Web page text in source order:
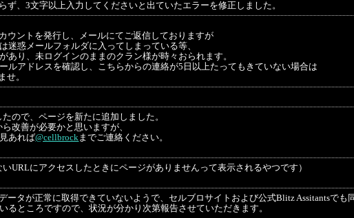
ず、3文字以上入力してくださいと出ていたエラーを修正しました。
ウントを発行し、メールにてご返信しておりますが
迷惑メールフォルダに入ってしまっている等、
あり、未ログインのままのクラン様が時々おられます。
ルアドレスを確認し、こちらからの連絡が5日以上たってもきていない場合は
せ。
ので、ページを新たに追加しました。
改善が必要かと思いますが、
あれば@cellbrockまでご連絡ください。
URLにアクセスしたときにページがありませんって表示されるやつです）
ータが正常に取得できていないようで、セルブロサイトおよび公式Blitz Assitantsでも
るところですので、状況が分かり次第報告させていただきます。